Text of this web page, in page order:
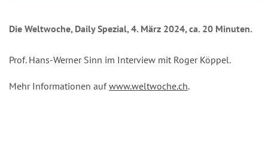
Die Weltwoche, Daily Spezial, 4. März 2024, ca. 20 Minuten.
Prof. Hans-Werner Sinn im Interview mit Roger Köppel.
Mehr Informationen aufwww.weltwoche.ch.